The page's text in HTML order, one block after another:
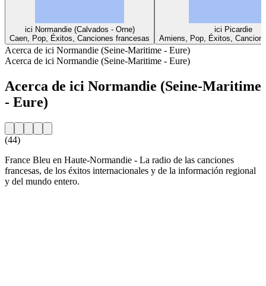
ici Normandie (Calvados - Orne)
Caen, Pop, Éxitos, Canciones francesas
ici Picardie
Amiens, Pop, Éxitos,
Acerca de ici Normandie (Seine-Maritime - Eure)
Acerca de ici Normandie (Seine-Maritime - Eure)
Acerca de ici Normandie (Seine-Maritime
- Eure)
(44)
France Bleu en Haute-Normandie - La radio de las canciones
francesas, de los éxitos internacionales y de la información regional
y del mundo entero.